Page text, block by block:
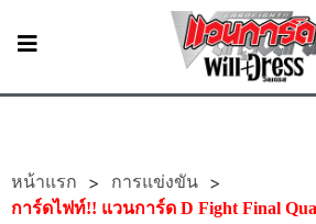
หน้าแรก > การแข่งขัน >
การ์ดไฟท์!! แวนการ์ด D Fight Final